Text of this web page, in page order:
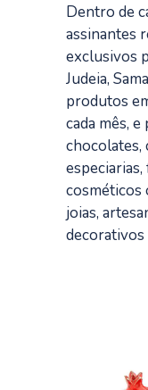
Dentro de
assinantes
exclusivos
Judeia,
produtos
cada mês,
chocolates,
cosméticos
joias,
decorativos